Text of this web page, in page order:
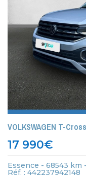
VOLKSWAGEN T-
17 990€
Essence - 68543 km
Réf. : 442237942148